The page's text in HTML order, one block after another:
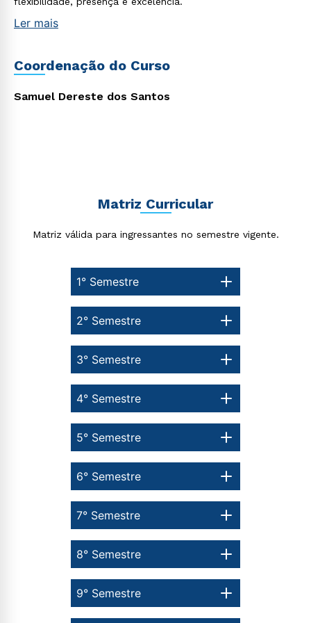
Ler mais
Coordenação do Curso
Samuel Dereste dos Santos
Matriz Curricular
Matriz válida para ingressantes no semestre vigente.
1° Semestre
9° Semestre
8° Semestre
7° Semestre
6° Semestre
5° Semestre
4° Semestre
3° Semestre
2° Semestre
Rápido e fácil